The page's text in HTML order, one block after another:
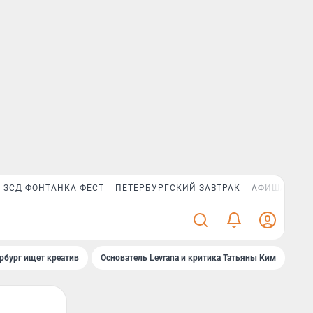
ЗСД ФОНТАНКА ФЕСТ ПЕТЕРБУРГСКИЙ ЗАВТРАК АФИША PLUS
ищет креатив Основатель Levrana и критика Татьяны Ким